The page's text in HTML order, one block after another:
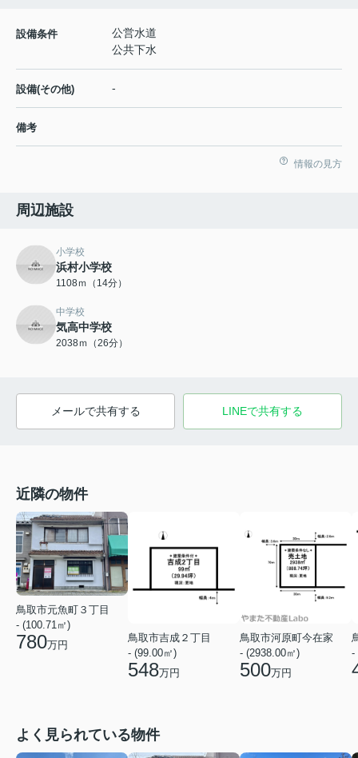
設備条件
公営水道
公共下水
設備(その他) -
備考
情報の見方
周辺施設
小学校
浜村小学校
1108ｍ（14分）
中学校
気高中学校
2038ｍ（26分）
メールで共有する LINEで共有する
近隣の物件
鳥取市元魚町３丁目
- (100.71㎡)
780万円
鳥取市吉成２丁目
- (99.00㎡)
548万円
鳥取市河原町今在家
- (2938.00㎡)
500万円
-
よく見られている物件